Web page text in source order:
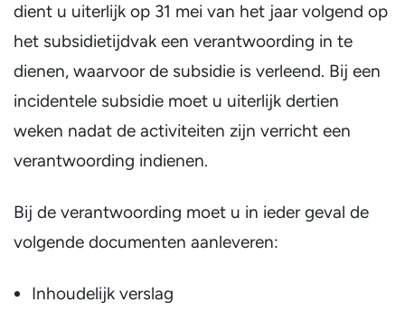
dient u uiterlijk op 31 mei van het jaar volgend op
het subsidietijdvak een verantwoording in te
dienen, waarvoor de subsidie is verleend. Bij een
incidentele subsidie moet u uiterlijk dertien
weken nadat de activiteiten zijn verricht een
verantwoording indienen.
Bij de verantwoording moet u in ieder geval de
volgende documenten aanleveren:
Inhoudelijk verslag